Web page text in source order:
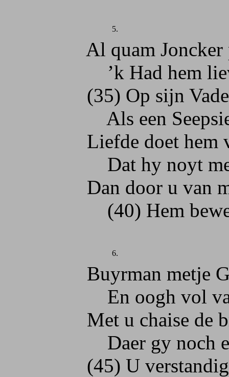
5.
Al quam Joncker
’k Had hem
(35) Op sijn Vaders
Als een Seepsier
Liefde doet hem
Dat hy noyt meer
Dan door u van
(40) Hem
6.
Buyrman metje
En oogh vol van
Met u chaise de
Daer gy noch een
(45) U verstandigh